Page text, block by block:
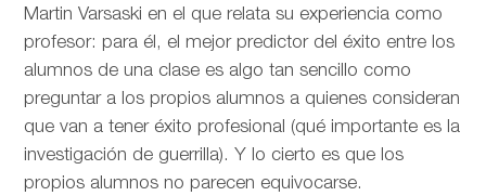
Martin Varsaski en el que relata su experiencia como
profesor: para él, el mejor predictor del éxito entre los
alumnos de una clase es algo tan sencillo como
preguntar a los propios alumnos a quienes consideran
que van a tener éxito profesional (qué importante es la
investigación de guerrilla). Y lo cierto es que los
propios alumnos no parecen equivocarse.